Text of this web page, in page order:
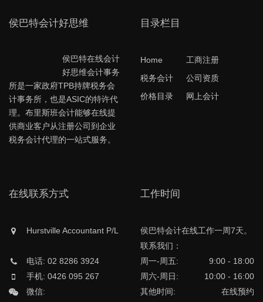
侯巴特会计好思维
侯巴特在线会计
好思维会计事务
所是一家政府TPB持牌税务会
计事务所，也是ASIC的特许代
理。布里斯班会计能够在线提
供商业客户从注册公司到企业
税务会计代理的一站式服务。
目录栏目
Home
工商注册
税务会计
公司资质
价格目录
网上会计
在线联系方式
Hurstville Accountant P/L
电话: 02 8286 3924
手机: 0426 095 267
微信:
工作时间
侯巴特会计在线工作一周7天。
联系我们：
周一-周五:
9:00 - 18:00
周六-周日:
10:00 - 16:00
其他时间:
在线预约